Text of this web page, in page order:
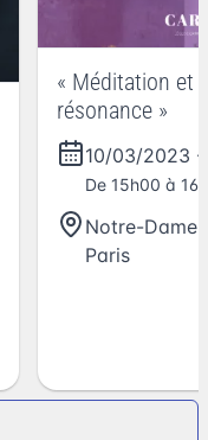
« Méditation et
résonance »
10/03/2023
De 15h00 à
Notre-Dame
Paris